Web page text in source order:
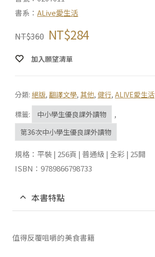
書系： ALive愛生活
NT$360 NT$284
加入願望清單
分類: 絕版, 翻譯文學, 其他, 健行, ALIVE愛生活
標籤:
中小學生優良課外讀物
,
第36次中小學生優良課外讀物
規格：平裝 | 256頁 | 普通級 | 全彩 | 25開
ISBN：9789866798733
本書特點
值得反覆咀嚼的美食書籍